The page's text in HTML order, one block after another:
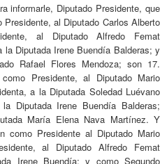
informarle, Diputado Presidente, que
al Diputado Carlos Alberto
al Diputado Alfredo Femat
Diputada Irene Buendía Balderas; y
Rafael Flores Mendoza; son 17.
Presidente, al Diputado Mario
a la Diputada Soledad Luévano
Diputada Irene Buendía Balderas;
María Elena Nava Martínez. Y
como Presidente al Diputado Mario
al Diputado Alfredo Femat
Irene Buendía; y como Segundo